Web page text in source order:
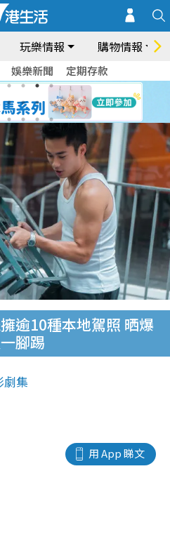
玩樂情報 購物情報
娛樂新聞 定期存款
逾10種本地駕照 晒爆
腳踢
劇集
用 App 睇文